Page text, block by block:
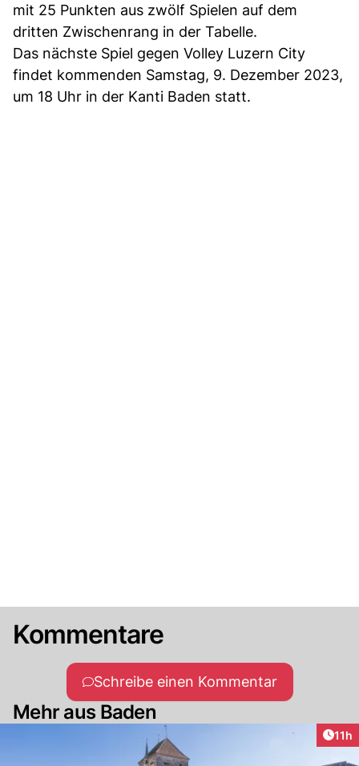
mit 25 Punkten aus zwölf Spielen auf dem
dritten Zwischenrang in der Tabelle.
Das nächste Spiel gegen Volley Luzern City
findet kommenden Samstag, 9. Dezember 2023,
um 18 Uhr in der Kanti Baden statt.
Kommentare
Schreibe einen Kommentar
Mehr aus Baden
11h